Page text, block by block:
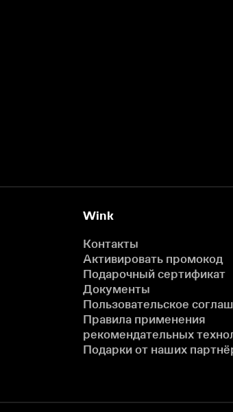
Wink
Контакты
Активировать промокод
Подарочный сертификат
Документы
Пользовательское
Правила применения
рекомендательных
Подарки от наших